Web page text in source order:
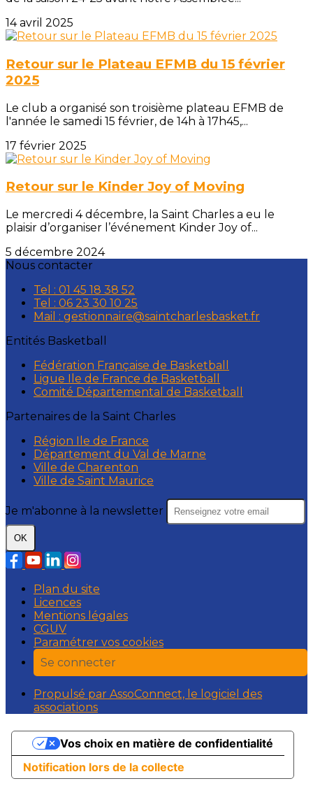
14 avril 2025
Retour sur le Plateau EFMB du 15 février
2025
Le club a organisé son troisième plateau EFMB de
l'année le samedi 15 février, de 14h à 17h45,...
17 février 2025
Retour sur le Kinder Joy of Moving
Le mercredi 4 décembre, la Saint Charles a eu le
plaisir d’organiser l’événement Kinder Joy of...
5 décembre 2024
Nous contacter
Tel : 01 45 18 38 52
Tel : 06 23 30 10 25
Mail : gestionnaire@saintcharlesbasket.fr
Entités Basketball
Fédération Française de Basketball
Ligue Ile de France de Basketball
Comité Départemental de Basketball
Partenaires de la Saint Charles
Région Ile de France
Département du Val de Marne
Ville de Charenton
Ville de Saint Maurice
Je m'abonne à la newsletter
OK
Plan du site
Licences
Mentions légales
CGUV
Paramétrer vos cookies
Se connecter
Propulsé par AssoConnect, le logiciel des
associations
Notification lors de la collecte
Vos choix en matière de confidentialité